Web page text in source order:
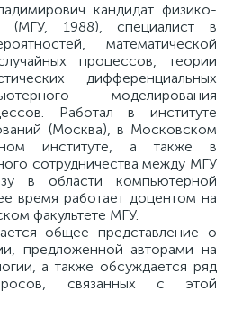
кандидат физико-
(МГУ, 1988), специалист в
математической
процессов, теории
дифференциальных
моделирования
Работал в институте
(Москва), в Московском
институте, а также в
сотрудничества между МГУ
в области компьютерной
время работает доцентом на
факультете МГУ.
общее представление о
предложенной авторами на
а также обсуждается ряд
связанных с этой